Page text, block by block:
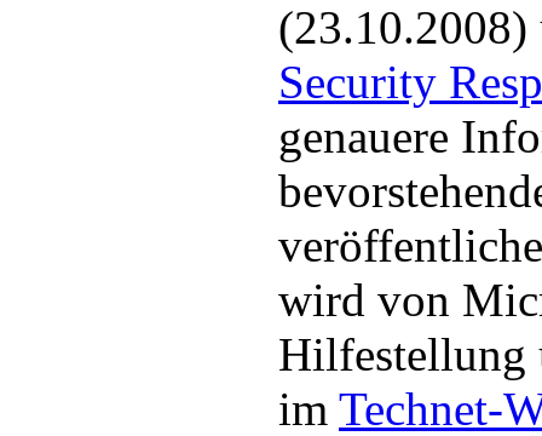
Security
genauere
wird von
Hilfestellung
im Technet-